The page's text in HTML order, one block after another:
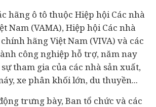
hãng ô tô thuộc Hiệp hội Các nhà
Nam (VAMA), Hiệp hội Các nhà
hãng Việt Nam (VIVA) và các
công nghiệp hỗ trợ, năm nay
tham gia của các nhà sản xuất,
xe phân khối lớn, du thuyền...
trưng bày, Ban tổ chức và các